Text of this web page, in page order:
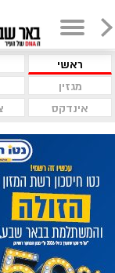
ראשי
מגזין
אינדקס